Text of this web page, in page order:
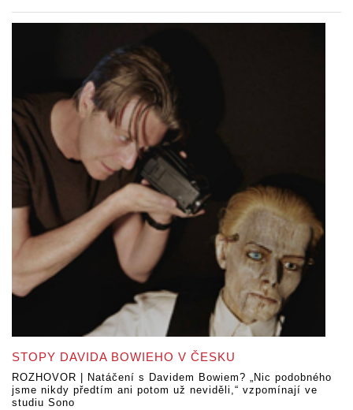
STOPY DAVIDA BOWIEHO V ČESKU
ROZHOVOR | Natáčení s Davidem Bowiem? „Nic podobného
jsme nikdy předtím ani potom už neviděli,“ vzpomínají ve
studiu Sono